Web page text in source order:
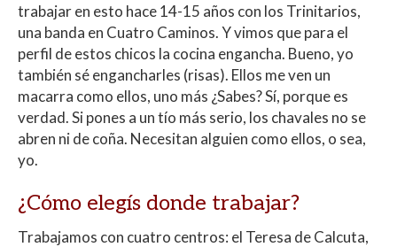
trabajar en esto hace 14-15 años con los Trinitarios,
una banda en Cuatro Caminos. Y vimos que para el
perfil de estos chicos la cocina engancha. Bueno, yo
también sé engancharles (risas). Ellos me ven un
macarra como ellos, uno más ¿Sabes? Sí, porque es
verdad. Si pones a un tío más serio, los chavales no se
abren ni de coña. Necesitan alguien como ellos, o sea,
yo.
¿Cómo elegís donde trabajar?
Trabajamos con cuatro centros: el Teresa de Calcuta,